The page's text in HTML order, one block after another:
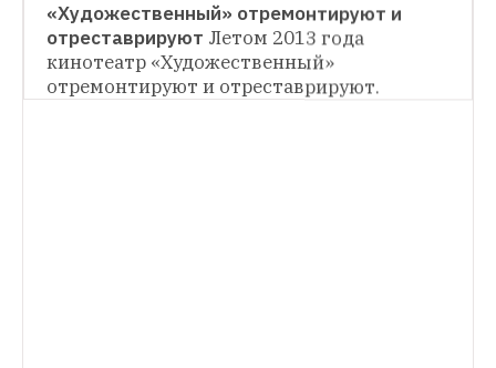
ИНФРАСТРУКТУРА
Кинотеатр «Художественный» на время
«Художественный» отремонтируют и
отреставрируют Летом 2013 года
кинотеатр «Художественный»
отремонтируют и отреставрируют.